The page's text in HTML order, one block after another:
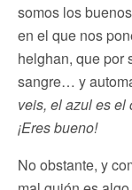
somos los
en el que nos
helghan, que por
sangre… y
veis, el azul es el
¡Eres bueno!
No obstante, y